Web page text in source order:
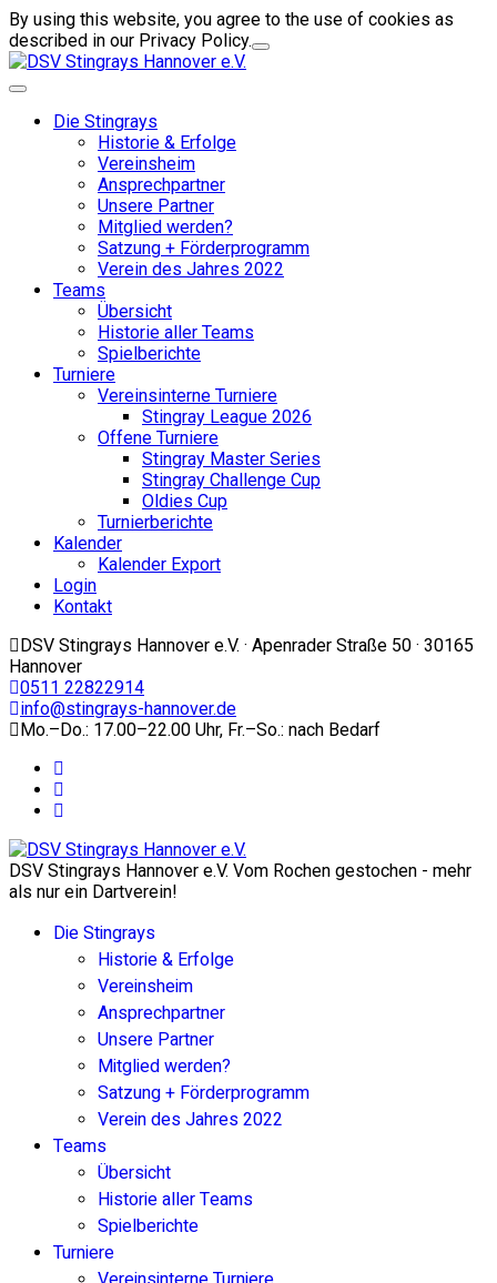
By using this website, you agree to the use of cookies as
described in our Privacy Policy.
Die Stingrays
Historie & Erfolge
Vereinsheim
Ansprechpartner
Unsere Partner
Mitglied werden?
Satzung + Förderprogramm
Verein des Jahres 2022
Teams
Übersicht
Historie aller Teams
Spielberichte
Turniere
Vereinsinterne Turniere
Stingray League 2026
Offene Turniere
Stingray Master Series
Stingray Challenge Cup
Oldies Cup
Turnierberichte
Kalender
Kalender Export
Login
Kontakt
DSV Stingrays Hannover e.V. · Apenrader Straße 50 · 30165
Hannover
0511 22822914
info@stingrays-hannover.de
Mo.–Do.: 17.00–22.00 Uhr, Fr.–So.: nach Bedarf
DSV Stingrays Hannover e.V. Vom Rochen gestochen - mehr
als nur ein Dartverein!
Die Stingrays
Historie & Erfolge
Vereinsheim
Ansprechpartner
Unsere Partner
Mitglied werden?
Satzung + Förderprogramm
Verein des Jahres 2022
Teams
Übersicht
Historie aller Teams
Spielberichte
Turniere